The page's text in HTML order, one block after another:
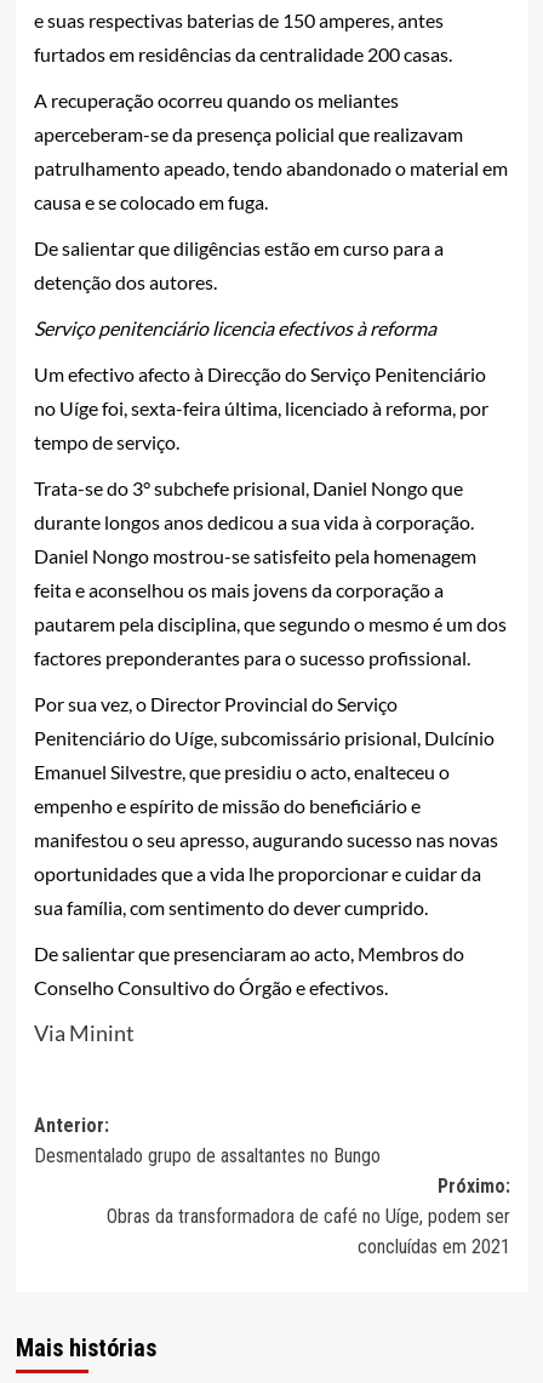
e suas respectivas baterias de 150 amperes, antes
furtados em residências da centralidade 200 casas.
A recuperação ocorreu quando os meliantes
aperceberam-se da presença policial que realizavam
patrulhamento apeado, tendo abandonado o material em
causa e se colocado em fuga.
De salientar que diligências estão em curso para a
detenção dos autores.
Serviço penitenciário licencia efectivos à reforma
Um efectivo afecto à Direcção do Serviço Penitenciário
no Uíge foi, sexta-feira última, licenciado à reforma, por
tempo de serviço.
Trata-se do 3° subchefe prisional, Daniel Nongo que
durante longos anos dedicou a sua vida à corporação.
Daniel Nongo mostrou-se satisfeito pela homenagem
feita e aconselhou os mais jovens da corporação a
pautarem pela disciplina, que segundo o mesmo é um dos
factores preponderantes para o sucesso profissional.
Por sua vez, o Director Provincial do Serviço
Penitenciário do Uíge, subcomissário prisional, Dulcínio
Emanuel Silvestre, que presidiu o acto, enalteceu o
empenho e espírito de missão do beneficiário e
manifestou o seu apresso, augurando sucesso nas novas
oportunidades que a vida lhe proporcionar e cuidar da
sua família, com sentimento do dever cumprido.
De salientar que presenciaram ao acto, Membros do
Conselho Consultivo do Órgão e efectivos.
Via Minint
Navegação
de
artigos
Anterior:
Desmentalado grupo de assaltantes no Bungo
Próximo:
Obras da transformadora de café no Uíge, podem ser
concluídas em 2021
Mais histórias